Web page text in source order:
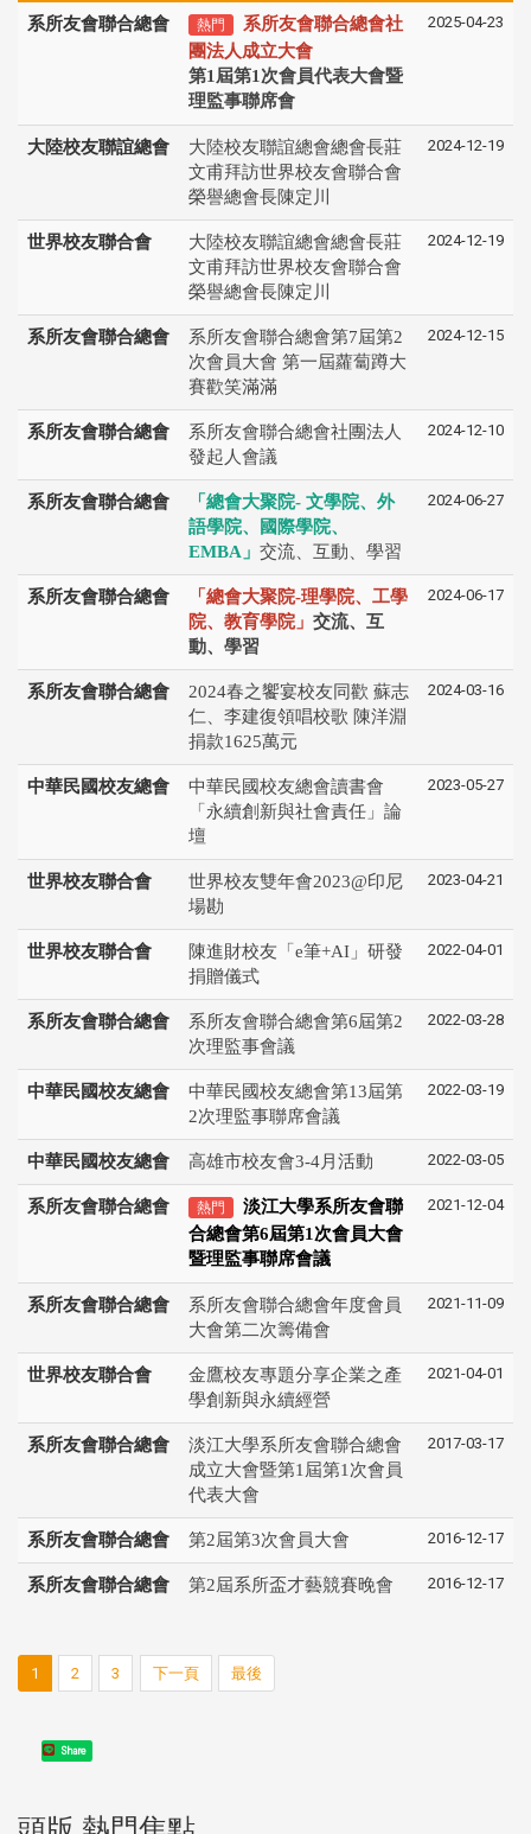
系所友會聯合總會 熱門
系所友會聯合總會社
團法人成立大會
第1屆第1次會員代表大會暨
理監事聯席會
2025-04-23
大陸校友聯誼總會
大陸校友聯誼總會總會長莊
文甫拜訪世界校友會聯合會
榮譽總會長陳定川
2024-12-19
世界校友聯合會
大陸校友聯誼總會總會長莊
文甫拜訪世界校友會聯合會
榮譽總會長陳定川
2024-12-19
系所友會聯合總會
系所友會聯合總會第7屆第2
次會員大會 第一屆蘿蔔蹲大
賽歡笑滿滿
2024-12-15
系所友會聯合總會
系所友會聯合總會社團法人
發起人會議
2024-12-10
系所友會聯合總會
「總會大聚院- 文學院、外
語學院、國際學院、
EMBA」 交流、互動、學習
2024-06-27
系所友會聯合總會
「總會大聚院-理學院、工學
院、教育學院」 交流、互
動、學習
2024-06-17
系所友會聯合總會
2024春之饗宴校友同歡 蘇志
仁、李建復領唱校歌 陳洋淵
捐款1625萬元
2024-03-16
中華民國校友總會
中華民國校友總會讀書會
「永續創新與社會責任」論
壇
2023-05-27
世界校友聯合會
世界校友雙年會2023@印尼
場勘
2023-04-21
世界校友聯合會
陳進財校友「e筆+AI」研發
捐贈儀式
2022-04-01
系所友會聯合總會
系所友會聯合總會第6屆第2
次理監事會議
2022-03-28
中華民國校友總會
中華民國校友總會第13屆第
2次理監事聯席會議
2022-03-19
中華民國校友總會 高雄市校友會3-4月活動 2022-03-05
系所友會聯合總會 熱門
淡江大學系所友會聯
合總會第6屆第1次會員大會
暨理監事聯席會議
2021-12-04
系所友會聯合總會
系所友會聯合總會年度會員
大會第二次籌備會
2021-11-09
世界校友聯合會
金鷹校友專題分享企業之產
學創新與永續經營
2021-04-01
系所友會聯合總會
淡江大學系所友會聯合總會
成立大會暨第1屆第1次會員
代表大會
2017-03-17
系所友會聯合總會 第2屆第3次會員大會 2016-12-17
系所友會聯合總會 第2屆系所盃才藝競賽晚會 2016-12-17
1 2 3 下一頁 最後
Share